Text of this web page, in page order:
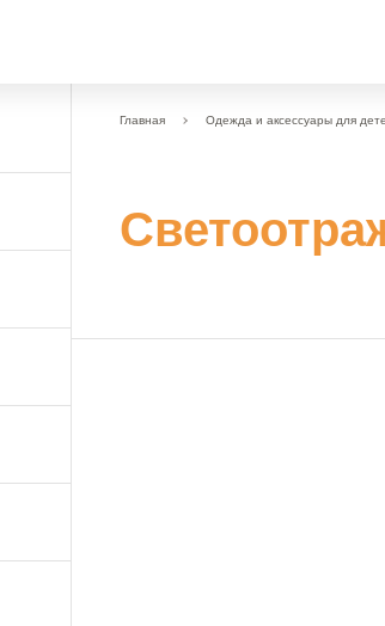
Главная Одежда и аксессуары для